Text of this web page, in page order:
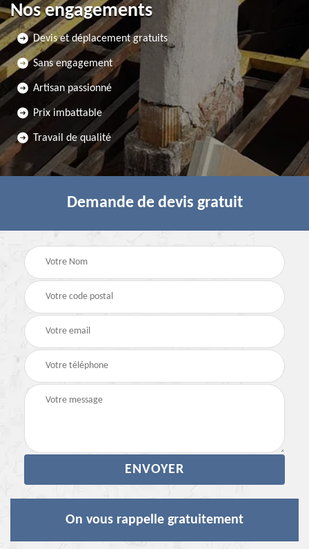
Nos engagements
Devis et déplacement gratuits
Sans engagement
Artisan passionné
Prix imbattable
Travail de qualité
Demande de devis gratuit
On vous rappelle gratuitement